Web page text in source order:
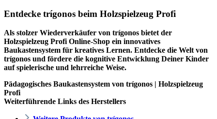
Entdecke trígonos beim Holzspielzeug Profi
Als stolzer Wiederverkäufer von trígonos bietet der
Holzspielzeug Profi Online-Shop ein innovatives
Baukastensystem für kreatives Lernen. Entdecke die Welt von
trígonos und fördere die kognitive Entwicklung Deiner Kinder
auf spielerische und lehrreiche Weise.
Pädagogisches Baukastensystem von trígonos | Holzspielzeug
Profi
Weiterführende Links des Herstellers